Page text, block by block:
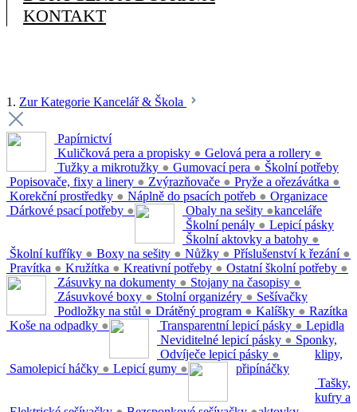
KONTAKT
1. Zur Kategorie Kancelář & Škola
Papírnictví
Kuličková pera a propisky ● Gelová pera a rollery ●
Tužky a mikrotužky ● Gumovací pera ●
Popisovače, fixy a linery ● Zvýrazňovače ● Pryže a ořezávátka ●
Korekční prostředky ● Náplně do psacích potřeb ●
Dárkové psací potřeby ●
Školní potřeby
Obaly na sešity ●
Školní penály ●
Školní aktovky a batohy ●
Školní kufříky ● Boxy na sešity ● Nůžky ● Příslušenství k řezání ●
Pravítka ● Kružítka ● Kreativní potřeby ● Ostatní školní potřeby ●
Organizace
kanceláře
Zásuvky na dokumenty ● Stojany na časopisy ●
Zásuvkové boxy ● Stolní organizéry ●
Podložky na stůl ● Drátěný program ● Kalíšky ●
Koše na odpadky ●
Lepicí pásky
Transparentní lepicí pásky ●
Neviditelné lepicí pásky ●
Odvíječe lepicí pásky ●
Samolepicí háčky ● Lepicí gumy ●
Sešívačky
Razítka
Lepidla
Sponky,
klipy,
připínáčky
Tašky,
kufry a